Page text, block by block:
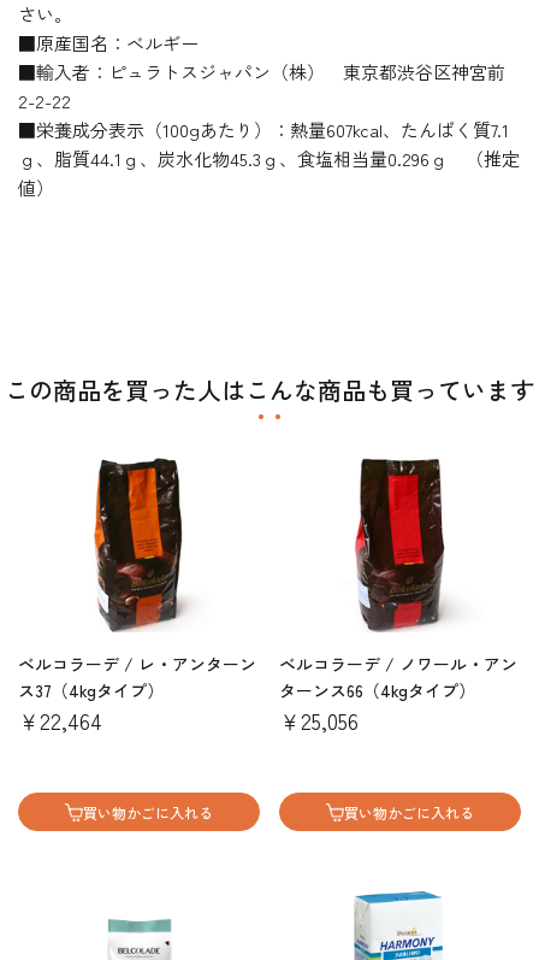
さい。
■原産国名：ベルギー
■輸入者：ピュラトスジャパン（株） 東京都渋谷区神宮前
2-2-22
■栄養成分表示（100gあたり）：熱量607kcal、たんぱく質7.1
ｇ、脂質44.1ｇ、炭水化物45.3ｇ、食塩相当量0.296ｇ （推定
値）
この商品を買った人はこんな商品も買っています
ベルコラーデ / レ・アンターン
ス37（4kgタイプ）
￥22,464
買い物かごに入れる
ベルコラーデ / ノワール・アン
ターンス66（4kgタイプ）
￥25,056
買い物かごに入れる